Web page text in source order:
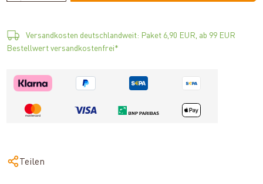
Versandkosten deutschlandweit: Paket 6,90 EUR, ab 99 EUR
Bestellwert versandkostenfrei*
Teilen